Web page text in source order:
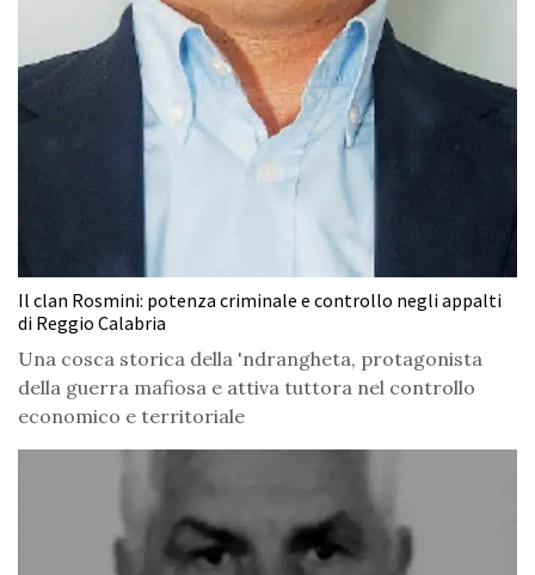
Il clan Rosmini: potenza criminale e controllo negli appalti
di Reggio Calabria
Una cosca storica della 'ndrangheta, protagonista
della guerra mafiosa e attiva tuttora nel controllo
economico e territoriale